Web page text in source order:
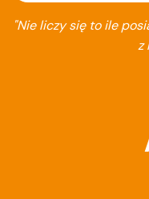
"Nie liczy się to ile
z